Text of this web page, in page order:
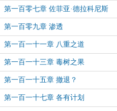
第一百零七章 佐菲亚·德拉科尼斯
第一百零九章 渗透
第一百一十一章 八重之道
第一百一十三章 毒树之果
第一百一十五章 撤退？
第一百一十七章 各有计划